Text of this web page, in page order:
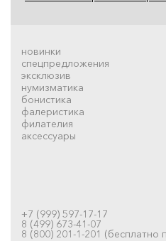
новинки
спецпредложения
эксклюзив
нумизматика
бонистика
фалеристика
филателия
аксессуары
+7 (999) 597-17-17
8 (499) 673-41-07
8 (800) 201-1-201 (бесплатно